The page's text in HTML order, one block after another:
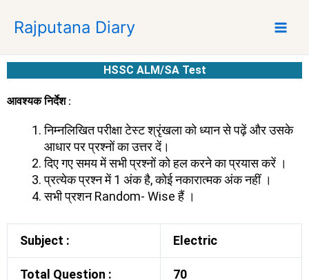
p
Rajputana Diary
HSSC ALM/SA Test
आवश्यक निर्देश :
निम्नलिखित परीक्षा टेस्ट श्रृंखला को ध्यान से पढ़ें और उसके
आधार पर प्रश्नों का उत्तर दें।
दिए गए समय में सभी प्रश्नों को हल करने का प्रयास करें ।
प्रत्येक प्रश्न में 1 अंक है, कोई नकारात्मक अंक नहीं ।
सभी प्रशन Random- Wise हैं ।
Subject : Electric
Total Question : 70